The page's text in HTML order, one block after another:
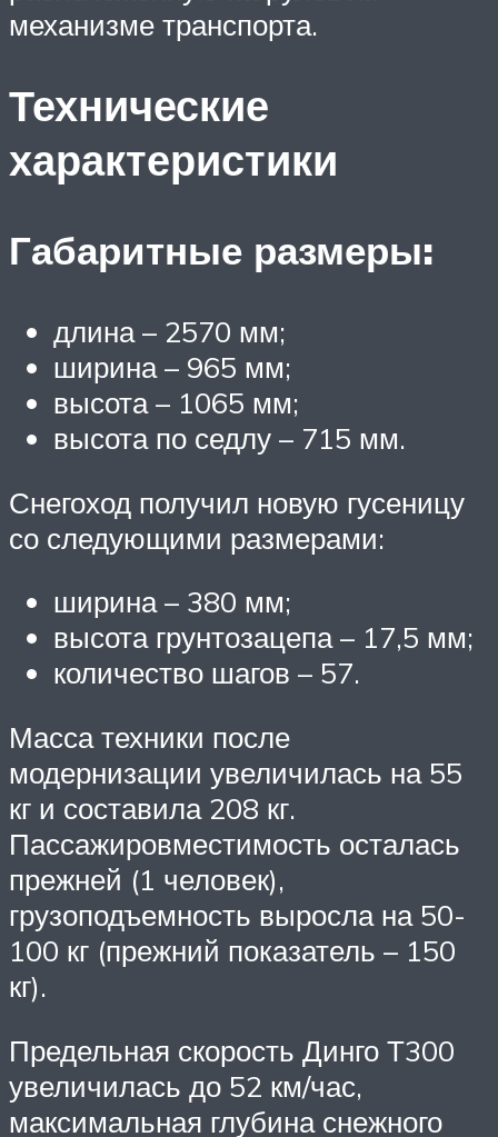
механизме транспорта.
Технические
характеристики
Габаритные размеры:
длина – 2570 мм;
ширина – 965 мм;
высота – 1065 мм;
высота по седлу – 715 мм.
Снегоход получил новую гусеницу
со следующими размерами:
ширина – 380 мм;
высота грунтозацепа – 17,5 мм;
количество шагов – 57.
Масса техники после
модернизации увеличилась на 55
кг и составила 208 кг.
Пассажировместимость осталась
прежней (1 человек),
грузоподъемность выросла на 50-
100 кг (прежний показатель – 150
кг).
Предельная скорость Динго Т300
увеличилась до 52 км/час,
максимальная глубина снежного